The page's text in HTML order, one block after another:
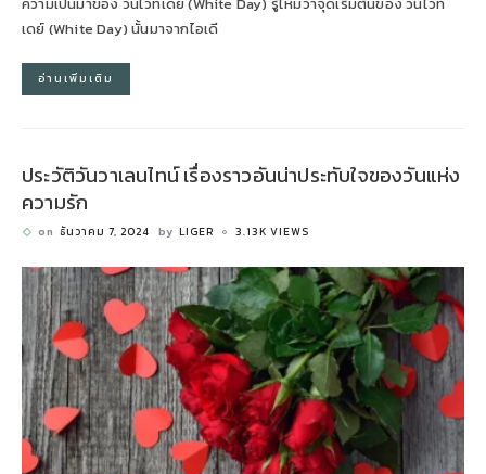
เดย์ (White Day) นั้นมาจากไอเดี
อ่านเพิ่มเติม
ประวัติวันวาเลนไทน์ เรื่องราวอันน่าประทับใจของวันแห่ง
ความรัก
on ธันวาคม 7, 2024 by LIGER 3.13K VIEWS